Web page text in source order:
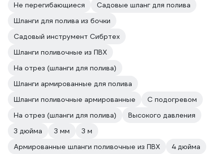
Не перегибающиеся
Садовые шланг для полива
Шланги для полива из бочки
Садовый инструмент Сибртех
Шланги поливочные из ПВХ
На отрез (шланги для полива)
Шланги армированные для полива
Шланги поливочные армированные
С подогревом
На отрез (шланги для полива)
Высокого давления
3 дюйма
3 мм
3 м
Армированные шланги поливочные из ПВХ
4 дюйма